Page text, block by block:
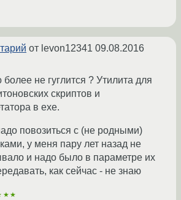
от levon12341 09.08.2016
более не гуглится ? Утилита для
скриптов и
в exe.
повозиться с (не родными)
у меня пару лет назад не
и надо было в параметре их
как сейчас - не знаю